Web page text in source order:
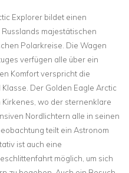
Explorer bildet einen
majestätischen
Polarkreise. Die Wagen
verfügen alle über ein
Komfort verspricht die
Der Golden Eagle Arctic
wo der sternenklare
Nordlichtern alle in seinen
teilt ein Astronom
ist auch eine
möglich, um sich